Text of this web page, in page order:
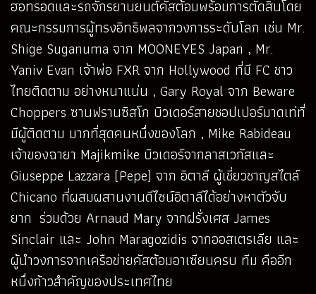
ฮอทรอดและรถจักรยานยนต์คัสต้อมพร้อมการตัดสินโดย
คณะกรรมการผู้ทรงอิทธิพลจากวงการระดับโลก เช่น Mr.
Shige Suganuma จาก MOONEYES Japan , Mr.
Yaniv Evan เจ้าพ่อ FXR จาก Hollywood ที่มี FC ชาว
ไทยติดตาม อย่างหนาแน่น , Gary Royal จาก Beware
Choppers ซานฟรานซิสโก บิวเดอร์สายชอปเปอร์มาดเท่ที่
มีผู้ติดตาม มากที่สุดคนหนึ่งของโลก , Mike Rabideau
เจ้าของฉายา Majikmike บิวเดอร์จากลาสเวกัสและ
Giuseppe Lazzara (Pepe) จาก อิตาลี ผู้เชี่ยวชาญสไตล์
Chicano ที่ผสมผสานงานดีไซน์อิตาลีได้อย่างหาตัวจับ
ยาก ร่วมด้วย Arnaud Mary จากฝรั่งเศส James
Sinclair และ John Maragozidis จากออสเตรเลีย และ
ผู้นำวงการจากเครือข่ายคัสต้อมอาเซียนครบ ทีม คืออีก
หนึ่งก้าวสำคัญของประเทศไทย